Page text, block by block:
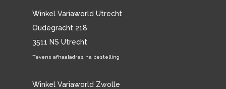
Winkel Variaworld Utrecht
Oudegracht 218
3511 NS Utrecht
Tevens afhaaladres na bestelling
Winkel Variaworld Zwolle